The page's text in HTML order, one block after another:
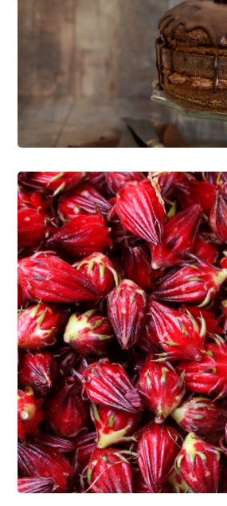
Family Products
CÁRNICOS CONFITERÍA Y
Get Maximum
LÁCTEOS PANIFICACIÓN